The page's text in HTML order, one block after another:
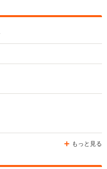
もっと見る